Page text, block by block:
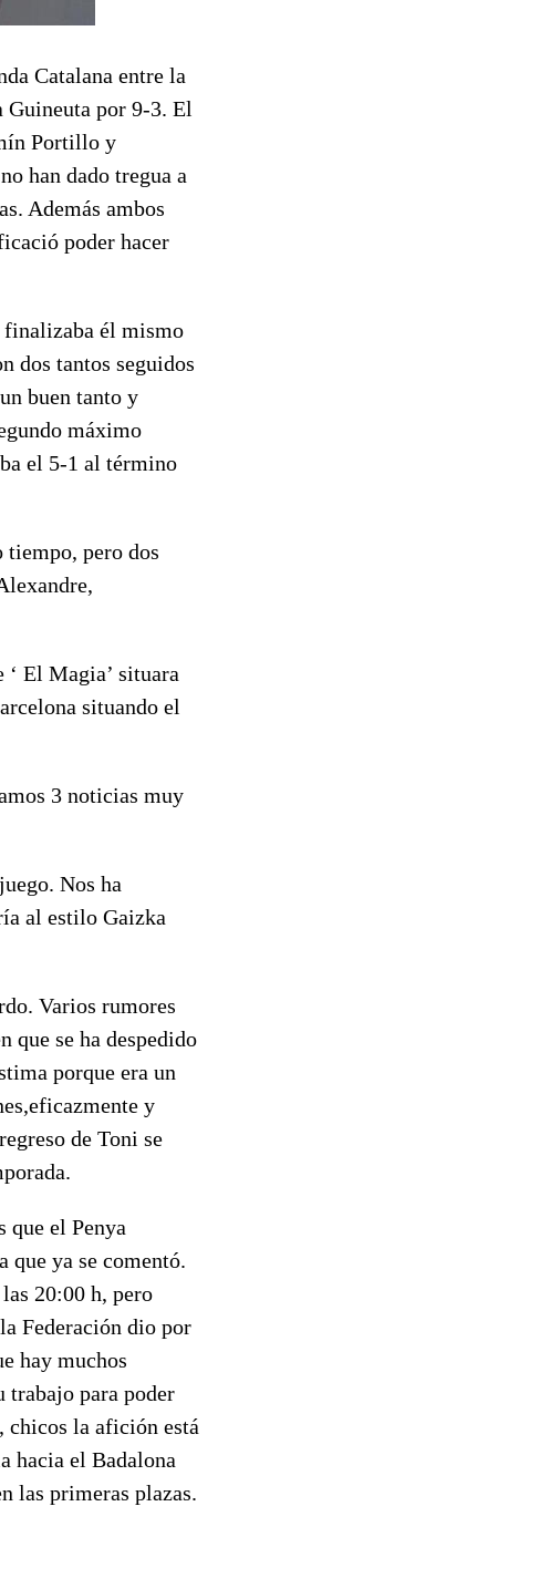
Catalana entre la
por 9-3. El
Portillo y
han dado tregua a
Además ambos
poder hacer
finalizaba él mismo
dos tantos seguidos
buen tanto y
máximo
el 5-1 al término
pero dos
El Magia’ situara
situando el
3 noticias muy
Nos ha
al estilo Gaizka
Varios rumores
se ha despedido
porque era un
y
de Toni se
el Penya
ya se comentó.
20:00 h, pero
Federación dio por
hay muchos
trabajo para poder
chicos la afición está
hacia el Badalona
las primeras plazas.